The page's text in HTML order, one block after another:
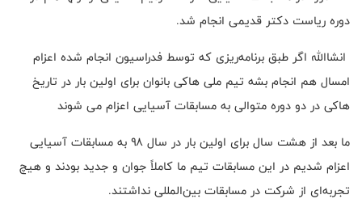
دوره ریاست دکتر قدیمی انجام شد.
انشاالله اگر طبق برنامه‌ریزی که توسط فدراسیون انجام شده اعزام
امسال هم انجام بشه تیم ملی هاکی بانوان برای اولین بار در تاریخ
هاکی در دو دوره متوالی به مسابقات آسیایی اعزام می شوند
ما بعد از هشت سال برای اولین بار در سال ۹۸ به مسابقات آسیایی
اعزام شدیم در این مسابقات تیم ما کاملاً جوان و جدید بودند و هیچ
تجربه‌ای از شرکت در مسابقات بین‌المللی نداشتند.